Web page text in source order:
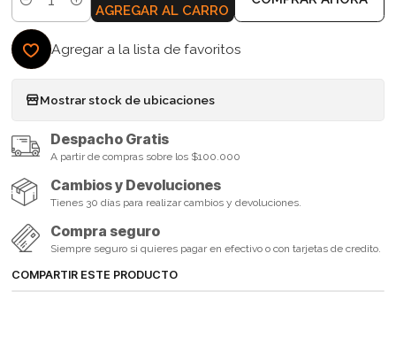
Cantidad AGREGAR AL CARRO
Agregar a la lista de favoritos
Mostrar stock de ubicaciones
Despacho Gratis
A partir de compras sobre los $100.000
Cambios y Devoluciones
Tienes 30 días para realizar cambios y devoluciones.
Compra seguro
Siempre seguro si quieres pagar en efectivo o con tarjetas de credito.
COMPARTIR ESTE PRODUCTO